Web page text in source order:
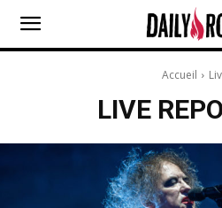
Accueil
LIVE